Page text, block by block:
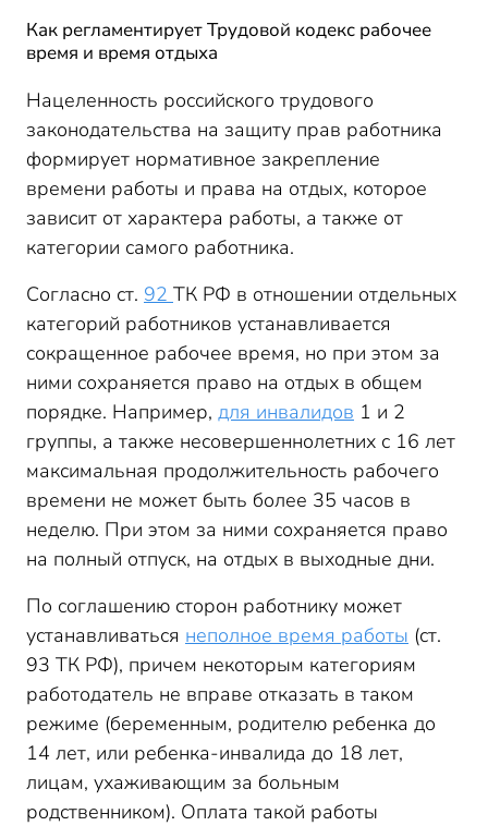
Как регламентирует Трудовой кодекс рабочее
время и время отдыха
Нацеленность российского трудового
законодательства на защиту прав работника
формирует нормативное закрепление
времени работы и права на отдых, которое
зависит от характера работы, а также от
категории самого работника.
Согласно ст. 92 ТК РФ в отношении отдельных
категорий работников устанавливается
сокращенное рабочее время, но при этом за
ними сохраняется право на отдых в общем
порядке. Например, для инвалидов 1 и 2
группы, а также несовершеннолетних с 16 лет
максимальная продолжительность рабочего
времени не может быть более 35 часов в
неделю. При этом за ними сохраняется право
на полный отпуск, на отдых в выходные дни.
По соглашению сторон работнику может
устанавливаться неполное время работы (ст.
93 ТК РФ), причем некоторым категориям
работодатель не вправе отказать в таком
режиме (беременным, родителю ребенка до
14 лет, или ребенка-инвалида до 18 лет,
лицам, ухаживающим за больным
родственником). Оплата такой работы